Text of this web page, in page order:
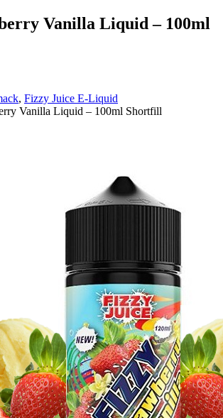
Vanilla Liquid – 100ml
, Fizzy Juice E-Liquid
Vanilla Liquid – 100ml Shortfill